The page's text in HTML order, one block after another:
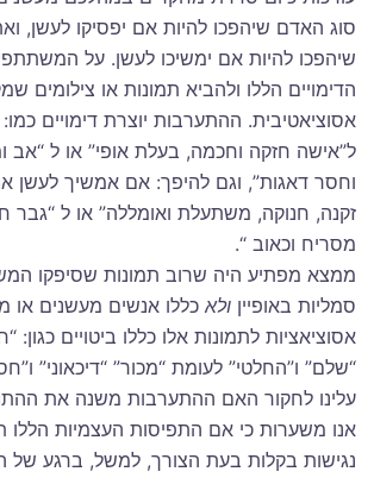
סוג האדם שיהפכו להיות אם יפסיקו לעשן,
שיהפכו להיות אם ימשיכו לעשן. על
הדימויים הללו ולהביא תמונות או צילומים
אסוציאטיבית. ההתערבות יוצרת דימויים
ל”אישה חזקה וחכמה, בעלת אופי” או ל “אב
וחסר דאגות”, וגם להיפך: אם אמשיך לעשן
זקנה, חנוקה, משתעלת ואומללה” או ל “גבר
מסריח וכאוב “.
ממצא מפתיע היה שרוב תמונות שסיפקו
סמליות באופיין ולא כללו אנשים מעשנים או
אסוציאציות לתמונות אלו כללו ביטויים כגון:
“שלם” ו”החלטי” לעומת “מכור” “דיכאוני”
עלינו לחקור האם ההתערבות משנה את
אנו משערות כי אם התפיסות העצמיות הללו
נגישות בקלות בעת הצורך, למשל, ברגע של